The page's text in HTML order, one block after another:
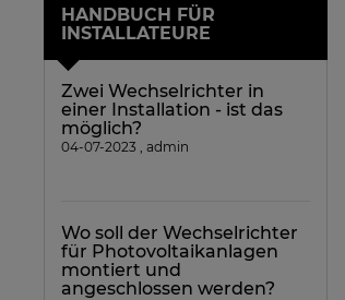
HANDBUCH FÜR
INSTALLATEURE
Zwei Wechselrichter in
einer Installation - ist das
möglich?
04-07-2023 , admin
Wo soll der Wechselrichter
für Photovoltaikanlagen
montiert und
angeschlossen werden?